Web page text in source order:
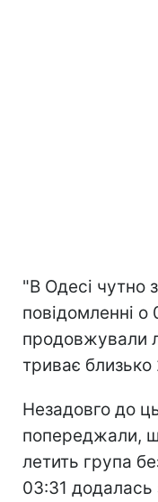
"В Одесі чутно
повідомленні о
продовжували
триває
Незадовго до
попереджали,
летить група
03:31 додалась